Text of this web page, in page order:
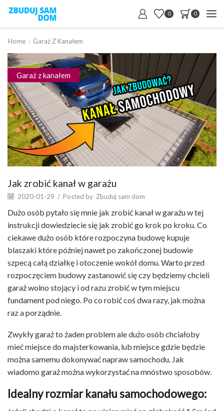
0 0
Home Garaż Z Kanałem
Garaż z kanałem
Jak zrobić kanał w garażu
2020-01-29 / Posted by Zbuduj sam dom
Dużo osób pytało się mnie jak zrobić kanał w garażu w tej
instrukcji dowiedziecie się jak zrobić go krok po kroku. Co
ciekawe dużo osób które rozpoczyna budowę kupuje
blaszaki które później nawet po zakończonej budowie
szpecą całą działkę i otoczenie wokół domu. Warto przed
rozpoczęciem budowy zastanowić się czy będziemy chcieli
garaż wolno stojący i od razu zrobić w tym miejscu
fundament pod niego. Po co robić coś dwa razy, jak można
raz a porządnie.
Zwykły garaż to żaden problem ale dużo osób chciałoby
mieć miejsce do majsterkowania, lub miejsce gdzie będzie
można samemu dokonywać napraw samochodu. Jak
wiadomo garaż można wykorzystać na mnóstwo sposobów.
Idealny rozmiar kanału samochodowego: